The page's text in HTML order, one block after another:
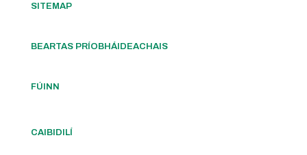
SITEMAP
BEARTAS PRÍOBHÁIDEACHAIS
FÚINN
CAIBIDILÍ